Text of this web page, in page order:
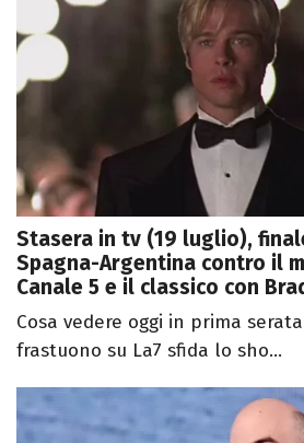
Stasera in tv (19 luglio),
Spagna-Argentina contro il
Canale 5 e il classico con
Cosa vedere oggi in prima
frastuono su La7 sfida lo sho...